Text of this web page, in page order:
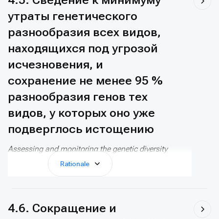
educational and fundraising roles.
утраты генетического
разнообразия всех видов,
находящихся под угрозой
исчезновения, и
сохранение не менее 95 %
разнообразия генов тех
видов, у которых оно уже
подверглось истощению
Assessing and monitoring the genetic diversity
of wild species has been relatively neglected
until recently. Major advances in genetic and
reduced the costs. DNA analysis relies on well-
equipped laboratories and trained scientific
Rationale
4.6. Сокращение и